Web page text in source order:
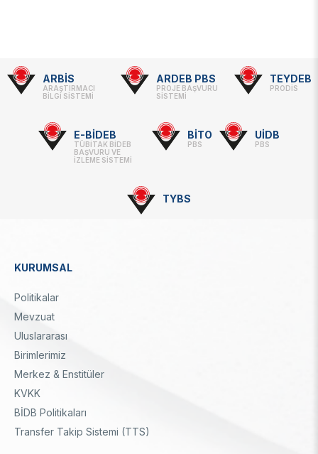
Footer
Linkler
ARBİS
ARAŞTIRMACI
BİLGİ SİSTEMİ
ARDEB PBS
PROJE BAŞVURU
SİSTEMİ
TEYDEB
PRODİS
E-BİDEB
TÜBİTAK BİDEB
BAŞVURU VE
İZLEME SİSTEMİ
BİTO
PBS
UİDB
PBS
TYBS
Dipnot
KURUMSAL
Politikalar
Mevzuat
Uluslararası
Birimlerimiz
Merkez & Enstitüler
KVKK
BİDB Politikaları
Transfer Takip Sistemi (TTS)